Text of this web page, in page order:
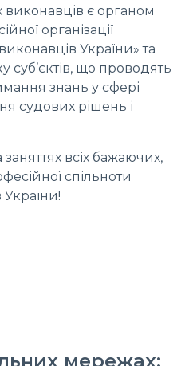
виконавців є органом
організації
України» та
що проводять
знань у сфері
судових рішень і
всіх бажаючих,
спільноти
мережах: